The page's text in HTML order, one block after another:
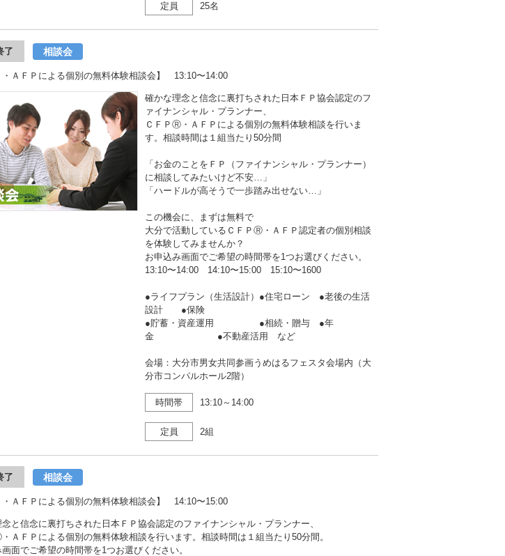
定員 25名
了 相談会
・ＡＦＰによる個別の無料体験相談会】 13:10〜14:00
確かな理念と信念に裏打ちされた日本ＦＰ協会認定のフ
ァイナンシャル・プランナー、
ＣＦＰⓇ・ＡＦＰによる個別の無料体験相談を行いま
す。相談時間は１組当たり50分間
「お金のことをＦＰ（ファイナンシャル・プランナー）
に相談してみたいけど不安…」
「ハードルが高そうで一歩踏み出せない…」
この機会に、まずは無料で
大分で活動しているＣＦＰⓇ・ＡＦＰ認定者の個別相談
を体験してみませんか？
お申込み画面でご希望の時間帯を1つお選びください。
13:10〜14:00 14:10〜15:00 15:10〜1600
●ライフプラン（生活設計）●住宅ローン ●老後の生活
設計 ●保険
●貯蓄・資産運用 ●相続・贈与 ●年
金 ●不動産活用 など
会場：大分市男女共同参画うめはるフェスタ会場内（大
分市コンパルホール2階）
時間帯 13:10～14:00
定員 2組
了 相談会
・ＡＦＰによる個別の無料体験相談会】 14:10〜15:00
と信念に裏打ちされた日本ＦＰ協会認定のファイナンシャル・プランナー、
ＡＦＰによる個別の無料体験相談を行います。相談時間は１組当たり50分間。
面でご希望の時間帯を1つお選びください。